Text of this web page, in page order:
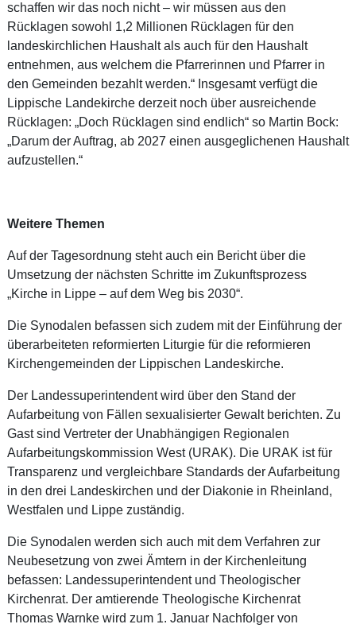
schaffen wir das noch nicht – wir müssen aus den
Rücklagen sowohl 1,2 Millionen Rücklagen für den
landeskirchlichen Haushalt als auch für den Haushalt
entnehmen, aus welchem die Pfarrerinnen und Pfarrer in
den Gemeinden bezahlt werden.“ Insgesamt verfügt die
Lippische Landekirche derzeit noch über ausreichende
Rücklagen: „Doch Rücklagen sind endlich“ so Martin Bock:
„Darum der Auftrag, ab 2027 einen ausgeglichenen Haushalt
aufzustellen.“
Weitere Themen
Auf der Tagesordnung steht auch ein Bericht über die
Umsetzung der nächsten Schritte im Zukunftsprozess
„Kirche in Lippe – auf dem Weg bis 2030“.
Die Synodalen befassen sich zudem mit der Einführung der
überarbeiteten reformierten Liturgie für die reformieren
Kirchengemeinden der Lippischen Landeskirche.
Der Landessuperintendent wird über den Stand der
Aufarbeitung von Fällen sexualisierter Gewalt berichten. Zu
Gast sind Vertreter der Unabhängigen Regionalen
Aufarbeitungskommission West (URAK). Die URAK ist für
Transparenz und vergleichbare Standards der Aufarbeitung
in den drei Landeskirchen und der Diakonie in Rheinland,
Westfalen und Lippe zuständig.
Die Synodalen werden sich auch mit dem Verfahren zur
Neubesetzung von zwei Ämtern in der Kirchenleitung
befassen: Landessuperintendent und Theologischer
Kirchenrat. Der amtierende Theologische Kirchenrat
Thomas Warnke wird zum 1. Januar Nachfolger von